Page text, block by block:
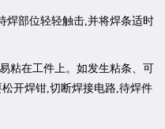
焊部位轻轻触击,并将焊条适时
粘在工件上。如发生粘条、可
开焊钳,切断焊接电路,待焊件